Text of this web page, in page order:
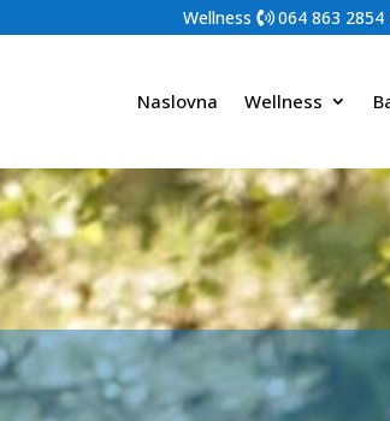
Wellness 064 863 2854
Naslovna Wellness